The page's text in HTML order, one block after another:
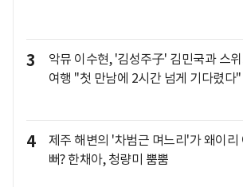
3
악뮤 이수현, '김성주子' 김민국과 스
여행 "첫 만남에 2시간 넘게 기다렸다"
4
제주 해변의 '차범근 며느리'가 왜이리
뻐? 한채아, 청량미 뿜뿜